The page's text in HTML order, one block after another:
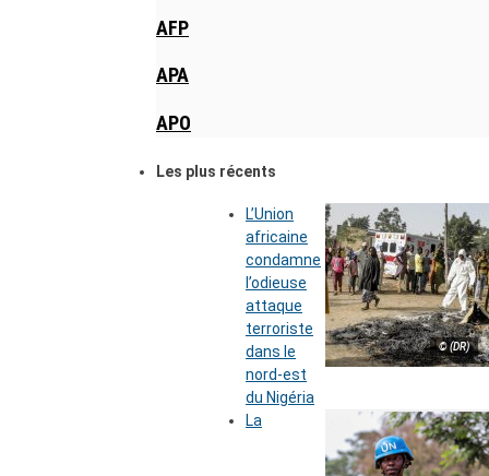
AFP
APA
APO
Les plus récents
© (DR)
L’Union
africaine
condamne
l’odieuse
attaque
terroriste
dans le
nord-est
du Nigéria
La